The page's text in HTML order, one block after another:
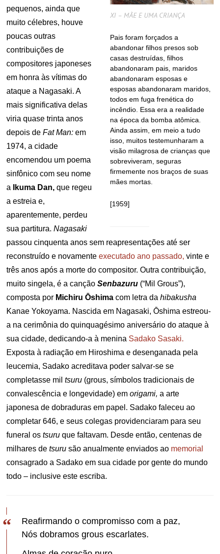
XI – MÃE E UMA CRIANÇA
Pais foram forçados a
abandonar filhos presos sob
casas destruídas, filhos
abandonaram pais, maridos
abandonaram esposas e
esposas abandonaram maridos,
todos em fuga frenética do
incêndio. Essa era a realidade
na época da bomba atômica.
Ainda assim, em meio a tudo
isso, muitos testemunharam a
visão milagrosa de crianças que
sobreviveram, seguras
firmemente nos braços de suas
mães mortas.
[1959]
pequenos, ainda que
muito célebres, houve
poucas outras
contribuições de
compositores japoneses
em honra às vítimas do
ataque a Nagasaki. A
mais significativa delas
viria quase trinta anos
depois deFat Man:em
1974, a cidade
encomendou um poema
sinfônico com seu nome
a
Ikuma Dan, que regeu
a estreia e,
aparentemente, perdeu
sua partitura.Nagasaki
passou cinquenta anos sem reapresentações até ser
reconstruído e novamenteexecutado ano passado, vinte e
três anos após a morte do compositor. Outra contribuição,
muito singela, é a cançãoSenbazuru (“Mil Grous”),
composta por Michiru Ōshima com letra dahibakusha
Kanae Yokoyama. Nascida em Nagasaki, Ōshima estreou-
a na cerimônia do quinquagésimo aniversário do ataque à
sua cidade, dedicando-a à menina Sadako Sasaki.
Exposta à radiação em Hiroshima e desenganada pela
leucemia, Sadako acreditava poder salvar-se se
completasse miltsuru (grous, símbolos tradicionais de
convalescência e longevidade) emorigami,a arte
japonesa de dobraduras em papel. Sadako faleceu ao
completar 646, e seus colegas providenciaram para seu
funeral ostsuru que faltavam. Desde então, centenas de
milhares detsuru são anualmente enviados ao memorial
consagrado a Sadako em sua cidade por gente do mundo
todo – inclusive este escriba.
Reafirmando o compromisso com a paz,
Nós dobramos grous escarlates.